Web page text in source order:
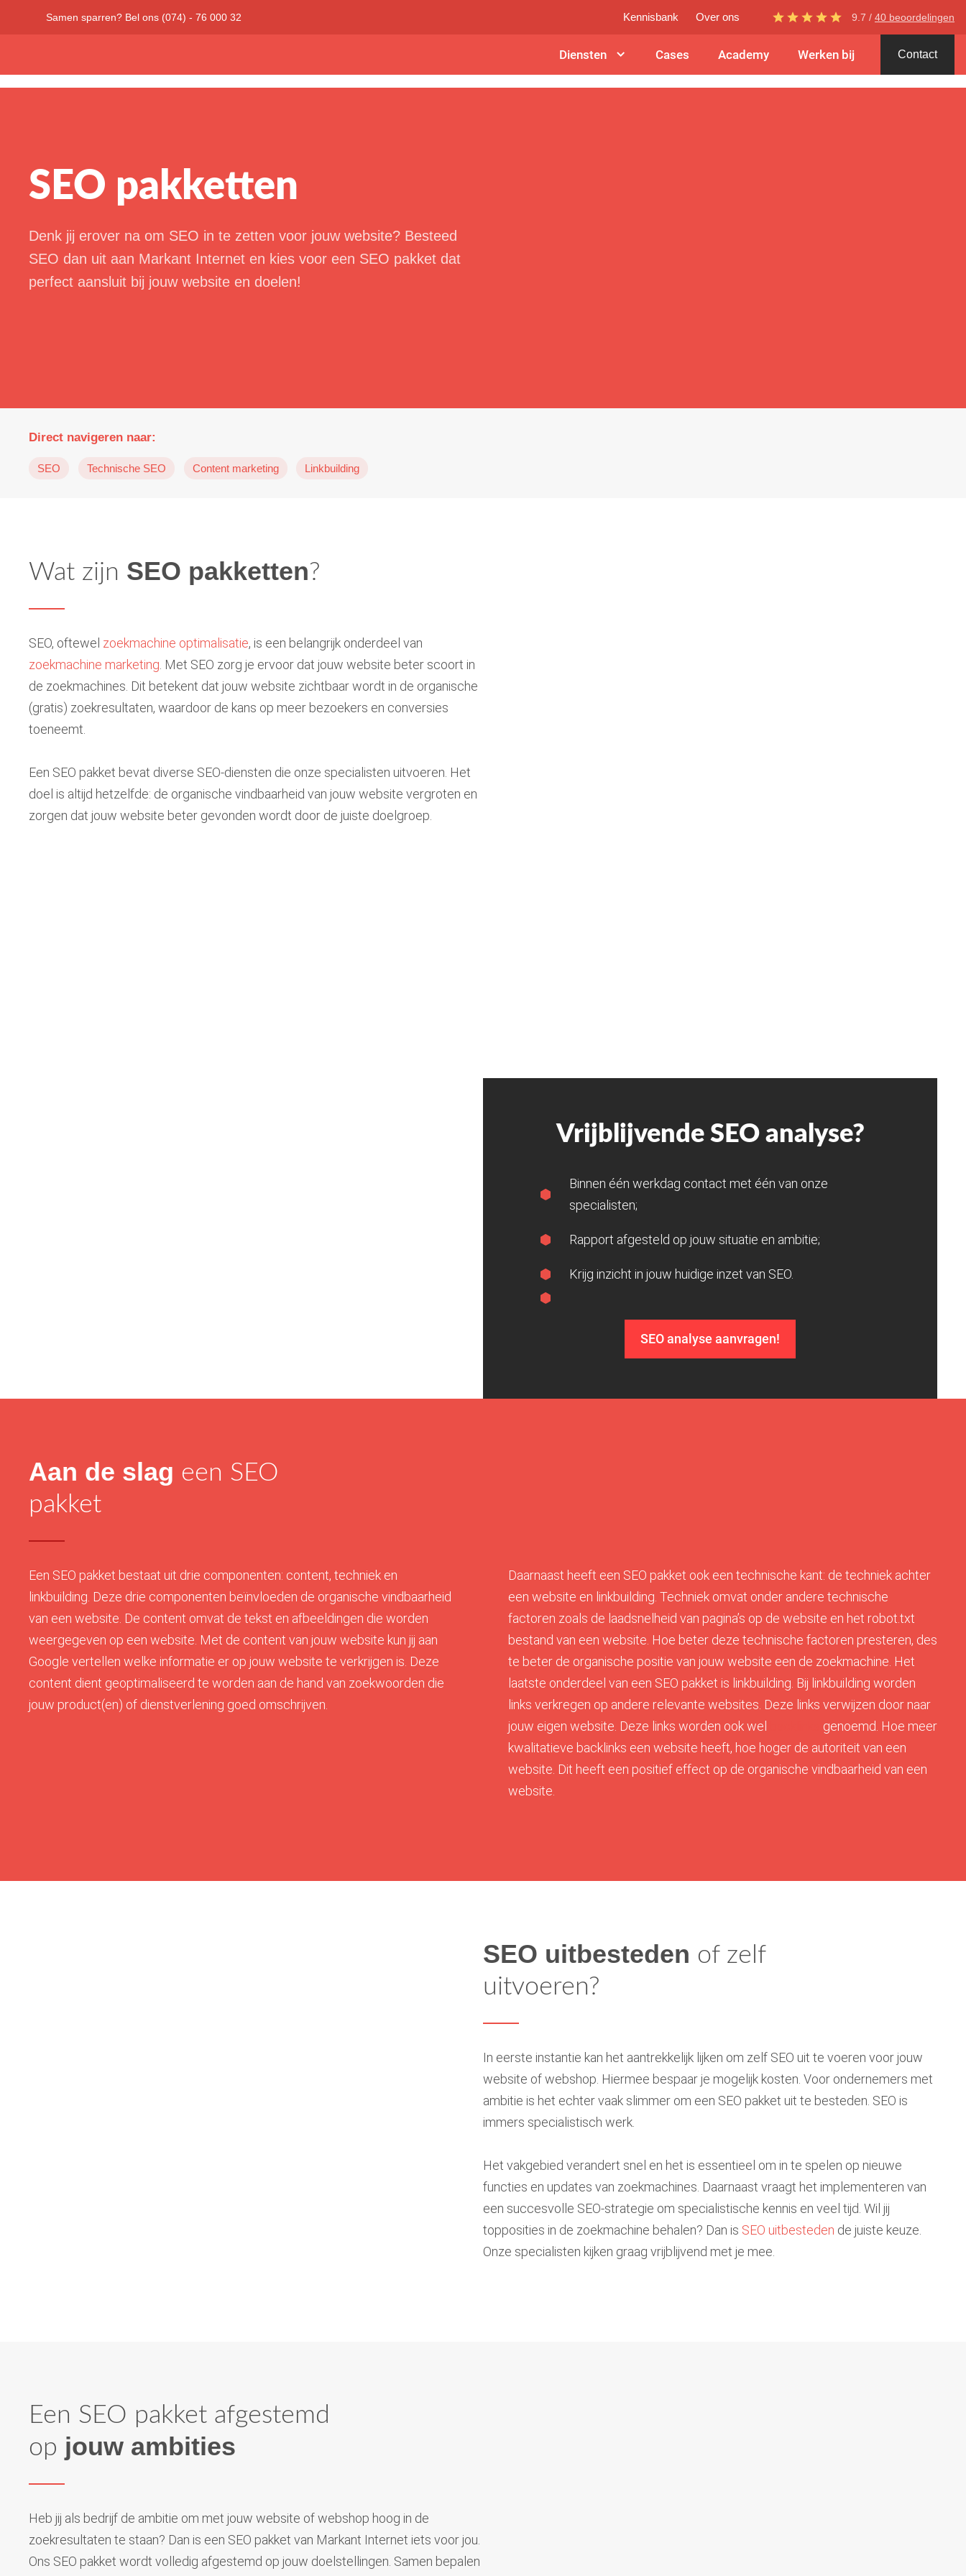
Samen sparren? Bel ons (074) - 76 000 32 Kennisbank Over ons 9.7 / 40 beoordelingen
Diensten Cases Academy Werken bij Contact
SEO pakketten
Denk jij erover na om SEO in te zetten voor jouw website? Besteed
SEO dan uit aan Markant Internet en kies voor een SEO pakket dat
perfect aansluit bij jouw website en doelen!
Direct navigeren naar:
SEO Technische SEO Content marketing Linkbuilding
Wat zijn SEO pakketten?
SEO, oftewel zoekmachine optimalisatie, is een belangrijk onderdeel van
zoekmachine marketing . Met SEO zorg je ervoor dat jouw website beter scoort in
de zoekmachines. Dit betekent dat jouw website zichtbaar wordt in de organische
(gratis) zoekresultaten, waardoor de kans op meer bezoekers en conversies
toeneemt.
Een SEO pakket bevat diverse SEO-diensten die onze specialisten uitvoeren. Het
doel is altijd hetzelfde: de organische vindbaarheid van jouw website vergroten en
zorgen dat jouw website beter gevonden wordt door de juiste doelgroep.
Vrijblijvende SEO analyse?
Binnen één werkdag contact met één van onze
specialisten;
Rapport afgesteld op jouw situatie en ambitie;
Krijg inzicht in jouw huidige inzet van SEO.
SEO analyse aanvragen!
Aan de slag een SEO
pakket
Een SEO pakket bestaat uit drie componenten: content, techniek en
linkbuilding. Deze drie componenten beïnvloeden de organische vindbaarheid
van een website. De content omvat de tekst en afbeeldingen die worden
weergegeven op een website. Met de content van jouw website kun jij aan
Google vertellen welke informatie er op jouw website te verkrijgen is. Deze
content dient geoptimaliseerd te worden aan de hand van zoekwoorden die
jouw product(en) of dienstverlening goed omschrijven.
Daarnaast heeft een SEO pakket ook een technische kant: de techniek achter
een website en linkbuilding. Techniek omvat onder andere technische
factoren zoals de laadsnelheid van pagina’s op de website en het robot.txt
bestand van een website. Hoe beter deze technische factoren presteren, des
te beter de organische positie van jouw website een de zoekmachine. Het
laatste onderdeel van een SEO pakket is linkbuilding. Bij linkbuilding worden
links verkregen op andere relevante websites. Deze links verwijzen door naar
jouw eigen website. Deze links worden ook wel
genoemd. Hoe meer
kwalitatieve backlinks een website heeft, hoe hoger de autoriteit van een
website. Dit heeft een positief effect op de organische vindbaarheid van een
website.
SEO uitbesteden of zelf
uitvoeren?
In eerste instantie kan het aantrekkelijk lijken om zelf SEO uit te voeren voor jouw
website of webshop. Hiermee bespaar je mogelijk kosten. Voor ondernemers met
ambitie is het echter vaak slimmer om een SEO pakket uit te besteden. SEO is
immers specialistisch werk.
Het vakgebied verandert snel en het is essentieel om in te spelen op nieuwe
functies en updates van zoekmachines. Daarnaast vraagt het implementeren van
een succesvolle SEO-strategie om specialistische kennis en veel tijd. Wil jij
topposities in de zoekmachine behalen? Dan is SEO uitbesteden de juiste keuze.
Onze specialisten kijken graag vrijblijvend met je mee.
Een SEO pakket afgestemd
op jouw ambities
Heb jij als bedrijf de ambitie om met jouw website of webshop hoog in de
zoekresultaten te staan? Dan is een SEO pakket van Markant Internet iets voor jou.
Ons SEO pakket wordt volledig afgestemd op jouw doelstellingen. Samen bepalen